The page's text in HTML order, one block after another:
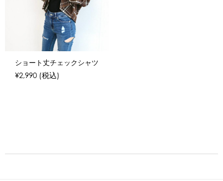
ショート丈チェックシャツ
¥2,990 (税込)